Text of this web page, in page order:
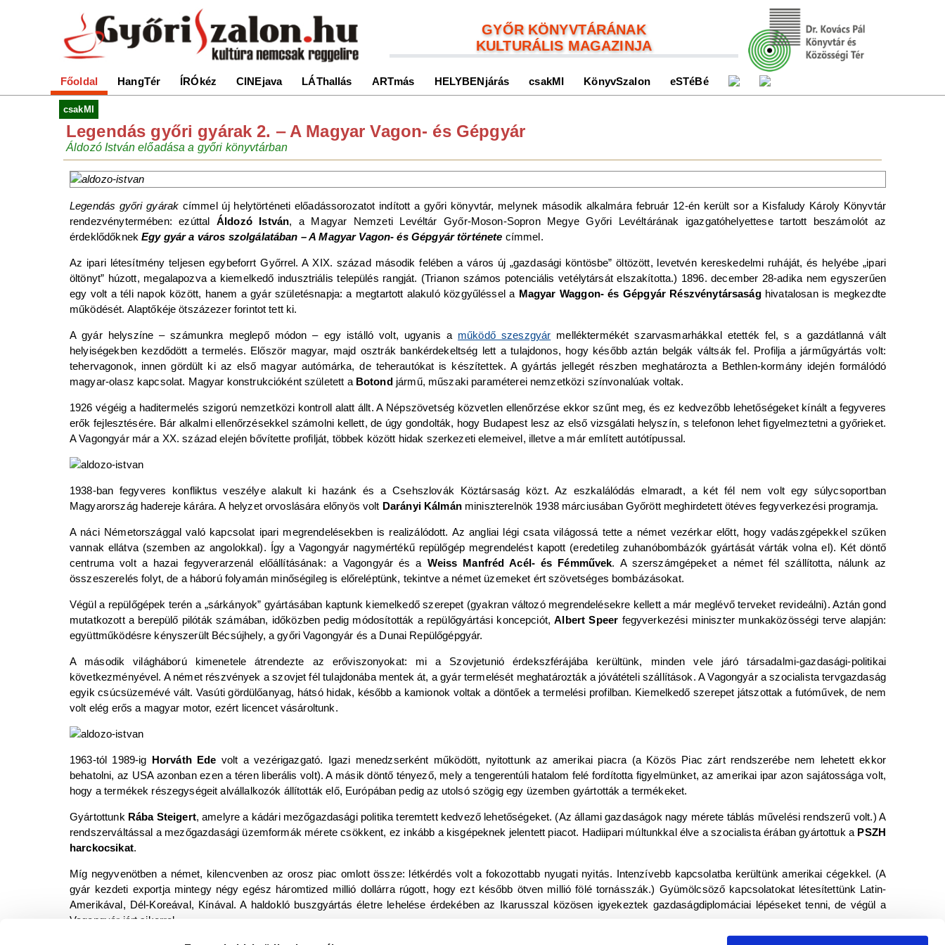
GYŐR KÖNYVTÁRÁNAK
KULTURÁLIS MAGAZINJA
Főoldal HangTér ÍRÓkéz CINEjava LÁThallás ARTmás HELYBENjárás csakMI KönyvSzalon eSTéBé
csakMI
Legendás győri gyárak 2. ‒ A Magyar Vagon- és Gépgyár
Áldozó István előadása a győri könyvtárban
Legendás győri gyárak címmel új helytörténeti előadássorozatot indított a győri könyvtár, melynek második alkalmára február 12-én került sor a Kisfaludy Károly Könyvtár
rendezvénytermében: ezúttal Áldozó István, a Magyar Nemzeti Levéltár Győr-Moson-Sopron Megye Győri Levéltárának igazgatóhelyettese tartott beszámolót az
érdeklődőknekEgy gyár a város szolgálatában – A Magyar Vagon- és Gépgyár története címmel.
Az ipari létesítmény teljesen egybeforrt Győrrel. A XIX. század második felében a város új „gazdasági köntösbe” öltözött, levetvén kereskedelmi ruháját, és helyébe „ipari
öltönyt” húzott, megalapozva a kiemelkedő indusztriális település rangját. (Trianon számos potenciális vetélytársát elszakította.) 1896. december 28-adika nem egyszerűen
egy volt a téli napok között, hanem a gyár születésnapja: a megtartott alakuló közgyűléssel a Magyar Waggon- és Gépgyár Részvénytársasághivatalosan is megkezdte
működését. Alaptőkéje ötszázezer forintot tett ki.
A gyár helyszíne – számunkra meglepő módon – egy istálló volt, ugyanis a működő szeszgyár melléktermékét szarvasmarhákkal etették fel, s a gazdátlanná vált
helyiségekben kezdődött a termelés. Először magyar, majd osztrák bankérdekeltség lett a tulajdonos, hogy később aztán belgák váltsák fel. Profilja a járműgyártás volt:
tehervagonok, innen gördült ki az első magyar autómárka, de teherautókat is készítettek. A gyártás jellegét részben meghatározta a Bethlen-kormány idején formálódó
magyar-olasz kapcsolat. Magyar konstrukcióként született a Botondjármű, műszaki paraméterei nemzetközi színvonalúak voltak.
1926 végéig a haditermelés szigorú nemzetközi kontroll alatt állt. A Népszövetség közvetlen ellenőrzése ekkor szűnt meg, és ez kedvezőbb lehetőségeket kínált a fegyveres
erők fejlesztésére. Bár alkalmi ellenőrzésekkel számolni kellett, de úgy gondolták, hogy Budapest lesz az első vizsgálati helyszín, s telefonon lehet figyelmeztetni a győrieket.
A Vagongyár már a XX. század elején bővítette profilját, többek között hidak szerkezeti elemeivel, illetve a már említett autótípussal.
1938-ban fegyveres konfliktus veszélye alakult ki hazánk és a Csehszlovák Köztársaság közt. Az eszkalálódás elmaradt, a két fél nem volt egy súlycsoportban
Magyarország hadereje kárára. A helyzet orvoslására előnyös volt Darányi Kálmánminiszterelnök 1938 márciusában Győrött meghirdetett ötéves fegyverkezési programja.
A náci Németországgal való kapcsolat ipari megrendelésekben is realizálódott. Az angliai légi csata világossá tette a német vezérkar előtt, hogy vadászgépekkel szűken
vannak ellátva (szemben az angolokkal). Így a Vagongyár nagymértékű repülőgép megrendelést kapott (eredetileg zuhanóbombázók gyártását várták volna el). Két döntő
centruma volt a hazai fegyverarzenál előállításának: a Vagongyár és a Weiss Manfréd Acél- és Fémművek. A szerszámgépeket a német fél szállította, nálunk az
összeszerelés folyt, de a háború folyamán minőségileg is előreléptünk, tekintve a német üzemeket ért szövetséges bombázásokat.
Végül a repülőgépek terén a „sárkányok” gyártásában kaptunk kiemelkedő szerepet (gyakran változó megrendelésekre kellett a már meglévő terveket revideálni). Aztán gond
mutatkozott a berepülő pilóták számában, időközben pedig módosították a repülőgyártási koncepciót,Albert Speer fegyverkezési miniszter munkaközösségi terve alapján:
együttműködésre kényszerült Bécsújhely, a győri Vagongyár és a Dunai Repülőgépgyár.
A második világháború kimenetele átrendezte az erőviszonyokat: mi a Szovjetunió érdekszférájába kerültünk, minden vele járó társadalmi-gazdasági-politikai
következményével. A német részvények a szovjet fél tulajdonába mentek át, a gyár termelését meghatározták a jóvátételi szállítások. A Vagongyár a szocialista tervgazdaság
egyik csúcsüzemévé vált. Vasúti gördülőanyag, hátsó hidak, később a kamionok voltak a döntőek a termelési profilban. Kiemelkedő szerepet játszottak a futóművek, de nem
volt elég erős a magyar motor, ezért licencet vásároltunk.
1963-tól 1989-ig Horváth Ede volt a vezérigazgató. Igazi menedzserként működött, nyitottunk az amerikai piacra (a Közös Piac zárt rendszerébe nem lehetett ekkor
behatolni, az USA azonban ezen a téren liberális volt). A másik döntő tényező, mely a tengerentúli hatalom felé fordította figyelmünket, az amerikai ipar azon sajátossága volt,
hogy a termékek részegységeit alvállalkozók állították elő, Európában pedig az utolsó szögig egy üzemben gyártották a termékeket.
Gyártottunk Rába Steigert, amelyre a kádári mezőgazdasági politika teremtett kedvező lehetőségeket. (Az állami gazdaságok nagy mérete táblás művelési rendszerű volt.) A
rendszerváltással a mezőgazdasági üzemformák mérete csökkent, ez inkább a kisgépeknek jelentett piacot. Hadiipari múltunkkal élve a szocialista érában gyártottuk a PSZH
harckocsikat.
Míg negyvenötben a német, kilencvenben az orosz piac omlott össze: létkérdés volt a fokozottabb nyugati nyitás. Intenzívebb kapcsolatba kerültünk amerikai cégekkel. (A
gyár kezdeti exportja mintegy négy egész háromtized millió dollárra rúgott, hogy ezt később ötven millió fölé tornásszák.) Gyümölcsöző kapcsolatokat létesítettünk Latin-
Amerikával, Dél-Koreával, Kínával. A haldokló buszgyártás életre lehelése érdekében az Ikarusszal közösen igyekeztek gazdaságdiplomáciai lépéseket tenni, de végül a
Vagongyár járt sikerrel.